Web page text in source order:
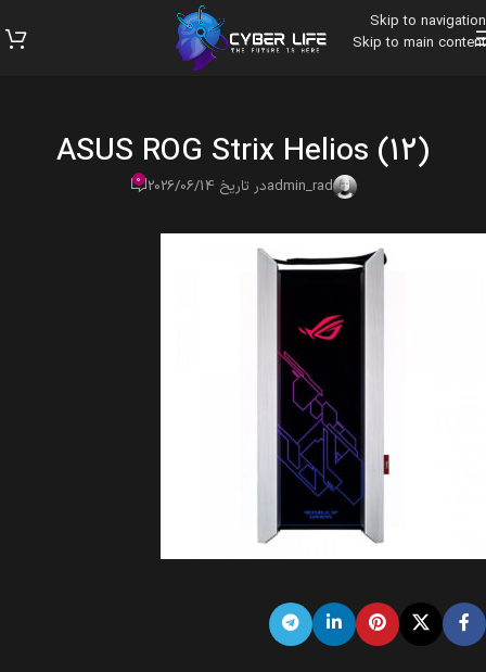
Skip to navigation
Skip to main content
ASUS ROG Strix Helios (12)
admin_radدر تاریخ 2026/06/14 0